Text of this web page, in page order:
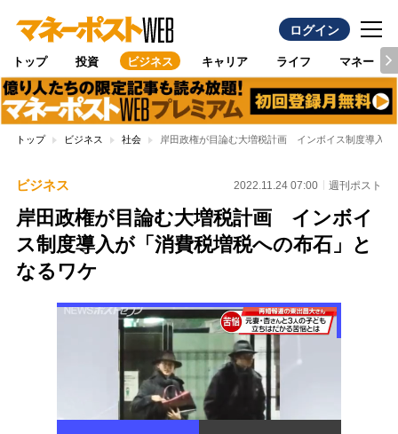
ログイン
トップ 投資 ビジネス キャリア ライフ マネー
トップ ビジネス 社会 岸田政権が目論む大増税計画 インボイス制度導入が
ビジネス 2022.11.24 07:00 週刊ポスト
岸田政権が目論む大増税計画 インボイ
ス制度導入が「消費税増税への布石」と
なるワケ